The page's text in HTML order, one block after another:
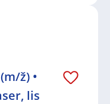
ž) •
lis